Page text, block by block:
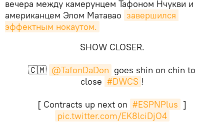
вечера между камерунцем Тафоном Нчукви и
американцем Элом Матавао завершился
эффектным нокаутом.
SHOW CLOSER.
🇨🇲 @TafonDaDon goes shin on chin to
close #DWCS !
[ Contracts up next on #ESPNPlus ]
pic.twitter.com/EK8lciDjO4